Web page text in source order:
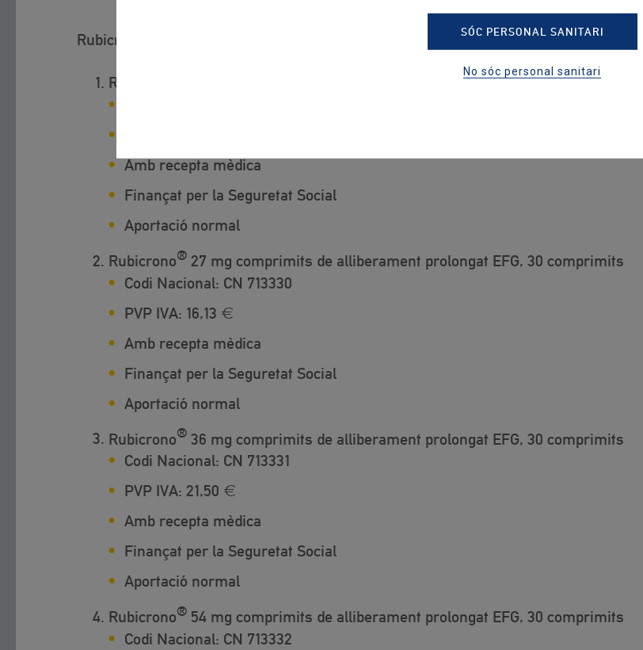
Rubicrono
Rubicrono
18 mg comprimits de alliberament prolongat EFG, 30 comprimits
Amb recepta mèdica
Finançat per la Seguretat Social
Aportació normal
Rubicrono® 27 mg comprimits de alliberament prolongat EFG, 30 comprimits
Codi Nacional: CN 713330
PVP IVA: 16,13 €
Amb recepta mèdica
Finançat per la Seguretat Social
Aportació normal
Rubicrono® 36 mg comprimits de alliberament prolongat EFG, 30 comprimits
Codi Nacional: CN 713331
PVP IVA: 21,50 €
Amb recepta mèdica
Finançat per la Seguretat Social
Aportació normal
Rubicrono® 54 mg comprimits de alliberament prolongat EFG, 30 comprimits
Codi Nacional: CN 713332
SÓC PERSONAL SANITARI
No sóc personal sanitari